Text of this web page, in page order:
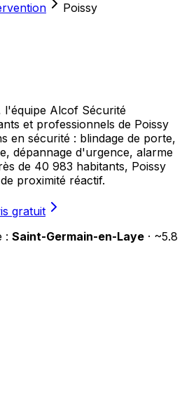
Poissy
l'équipe Alcof Sécurité
et professionnels de Poissy
en sécurité : blindage de porte,
dépannage d'urgence, alarme
de 40 983 habitants, Poissy
proximité réactif.
gratuit
: Saint-Germain-en-Laye · ~5.8